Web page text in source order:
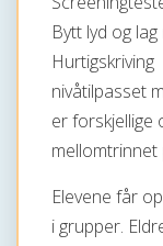
Bytt lyd og
nivåtilpasset
er forskjellige
mellomtrinnet
Elevene får
i grupper.